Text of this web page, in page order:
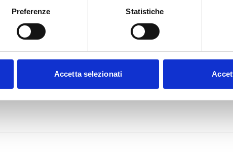
Preferenze Statistiche
Accetta selezionati